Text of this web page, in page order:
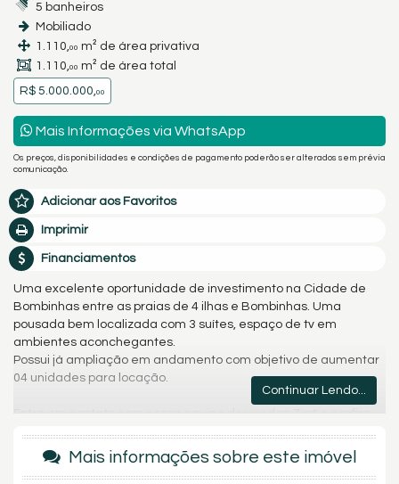
5 banheiros
Mobiliado
1.110,00 m² de área privativa
1.110,00 m² de área total
R$ 5.000.000,00
Mais Informações via WhatsApp
Os preços, disponibilidades e condições de pagamento poderão ser alterados sem prévia
comunicação.
Adicionar aos Favoritos
Imprimir
Financiamentos
Uma excelente oportunidade de investimento na Cidade de
Bombinhas entre as praias de 4 ilhas e Bombinhas. Uma
pousada bem localizada com 3 suítes, espaço de tv em
ambientes aconchegantes.
Possui já ampliação em andamento com objetivo de aumentar
04 unidades para locação.
Entre em contato com nossa equipe de vendas Zart e confira
Bombinhas - SC.
Continuar Lendo...
Mais informações sobre este imóvel